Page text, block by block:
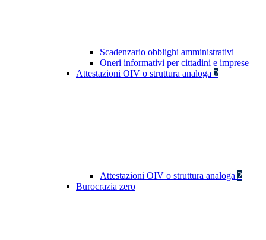
Scadenzario obblighi amministrativi
Oneri informativi per cittadini e imprese
Attestazioni OIV o struttura analoga 2
Attestazioni OIV o struttura analoga 2
Burocrazia zero